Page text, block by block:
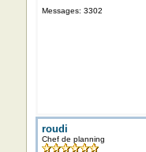
Messages: 3302
roudi
Chef de planning